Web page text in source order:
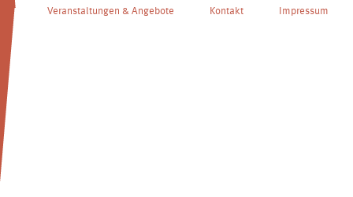
Veranstaltungen & Angebote Kontakt Impressum